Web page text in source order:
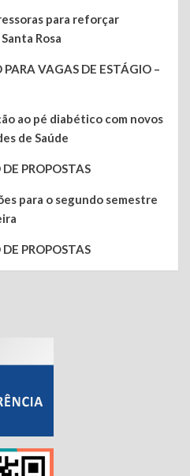
para reforçar
Rosa
VAGAS DE ESTÁGIO –
ao pé diabético com novos
de Saúde
PROPOSTAS
para o segundo semestre
PROPOSTAS